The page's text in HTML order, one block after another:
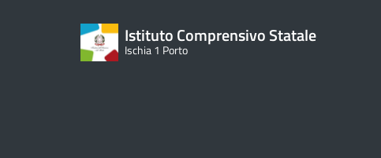
Istituto Comprensivo Statale
Ischia 1 Porto